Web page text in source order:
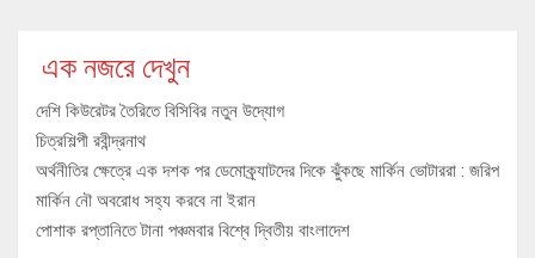
এক নজরে দেখুন
দেশি কিউরেটর তৈরিতে বিসিবির নতুন উদ্যোগ
চিত্রশিল্পী রবীন্দ্রনাথ
অর্থনীতির ক্ষেত্রে এক দশক পর ডেমোক্র্যাটদের দিকে ঝুঁকছে মার্কিন ভোটাররা : জরিপ
মার্কিন নৌ অবরোধ সহ্য করবে না ইরান
পোশাক রপ্তানিতে টানা পঞ্চমবার বিশ্বে দ্বিতীয় বাংলাদেশ